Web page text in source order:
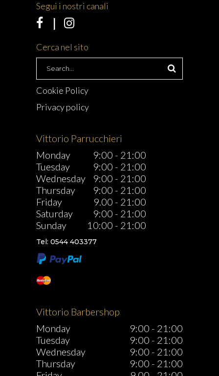
Segui i nostri canali
Cerca nel sito
Cookie Policy
Privacy policy
Vittorio Parrucchieri
Monday
9:00 - 21:00
Tuesday
9:00 - 21:00
Wednesday
9:00 - 21:00
Thursday
9:00 - 21:00
Friday
9.00 - 21:00
Saturday
9:00 - 21:00
Sunday
10:00 - 21:00
Tel: 0544 403377
Vittorio Barbershop
Monday
9:00 - 21:00
Tuesday
9:00 - 21:00
Wednesday
9:00 - 21:00
Thursday
9:00 - 21:00